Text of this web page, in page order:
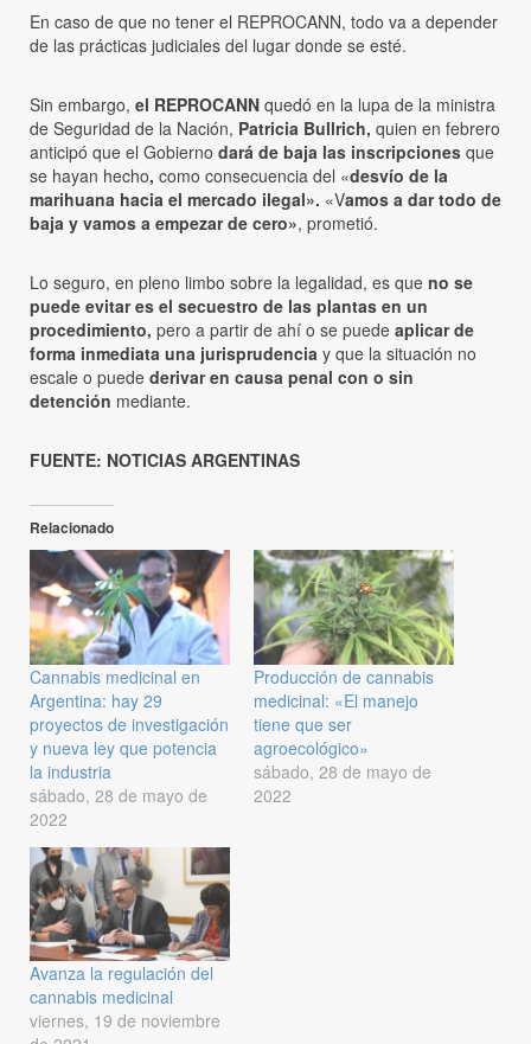
En caso de que no tener el REPROCANN, todo va a depender
de las prácticas judiciales del lugar donde se esté.
Sin embargo, el REPROCANN quedó en la lupa de la ministra
de Seguridad de la Nación, Patricia Bullrich, quien en febrero
anticipó que el Gobierno dará de baja las inscripciones que
se hayan hecho, como consecuencia del «desvío de la
marihuana hacia el mercado ilegal». «Vamos a dar todo de
baja y vamos a empezar de cero», prometió.
Lo seguro, en pleno limbo sobre la legalidad, es que no se
puede evitar es el secuestro de las plantas en un
procedimiento, pero a partir de ahí o se puede aplicar de
forma inmediata una jurisprudencia y que la situación no
escale o puede derivar en causa penal con o sin
detención mediante.
FUENTE: NOTICIAS ARGENTINAS
Relacionado
Cannabis medicinal en
Argentina: hay 29
proyectos de investigación
y nueva ley que potencia
la industria
sábado, 28 de mayo de
2022
Producción de cannabis
medicinal: «El manejo
tiene que ser
agroecológico»
sábado, 28 de mayo de
2022
Avanza la regulación del
cannabis medicinal
viernes, 19 de noviembre